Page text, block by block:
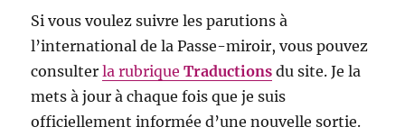
Si vous voulez suivre les parutions à
l’international de la Passe-miroir, vous pouvez
consulterla rubriqueTraductions du site. Je la
mets à jour à chaque fois que je suis
officiellement informée d’une nouvelle sortie.